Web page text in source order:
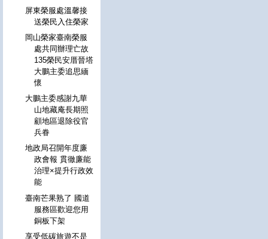
屏東榮服處溫馨接
送榮民入住榮家
岡山榮家臺南榮服
處共同辦理亡故
135榮民安厝晉塔
大鵬主委追思緬
懷
大鵬主委感謝九華
山地藏庵長期照
顧地區退除役官
兵眷
地政局召開年度廉
政會報 貫徹廉能
治理×提升行政效
能
臺南芒果熟了 國道
服務區歡迎您用
銅板下架
享受低碳旅遊不是